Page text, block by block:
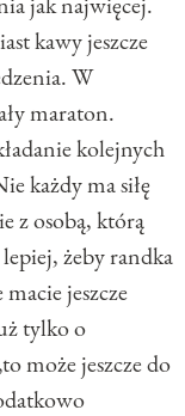
kawy jeszcze
W
maraton.
kolejnych
każdy ma siłę
z osobą, którą
żeby randka
jeszcze
tylko o
może jeszcze do